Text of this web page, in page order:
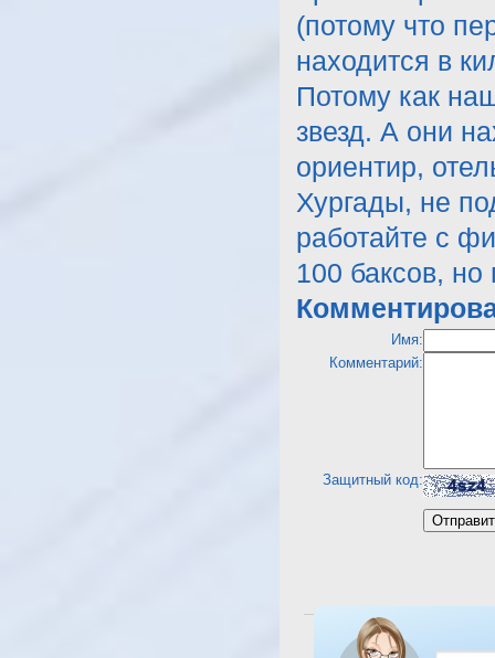
(потому что
находится в
Потому как
звезд. А они
ориентир,
Хургады, не
работайте с
100 баксов, но
Имя:
Комментарий:
Защитный код:
Посмотреть отель